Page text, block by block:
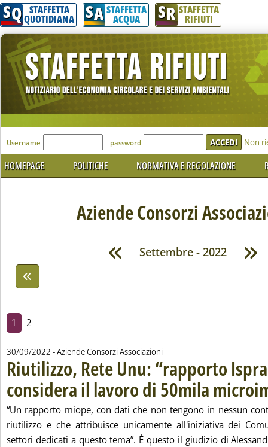
SQ STAFFETTA
QUOTIDIANA SA STAFFETTA
ACQUA SR STAFFETTA
RIFIUTI
'Modulo Login per accedere'
Username password Non
HOMEPAGE POLITICHE NORMATIVA E REGOLAZIONE
Aziende Consorzi
Settembre - 2022
1 2
30/09/2022 - Aziende Consorzi Associazioni
Riutilizzo, Rete Unu: “rapporto
considera il lavoro di 50mila
“Un rapporto miope, con dati che non tengono in nessun
riutilizzo e che attribuisce unicamente all'iniziativa dei
settori dedicati a questo tema”. È questo il giudizio di